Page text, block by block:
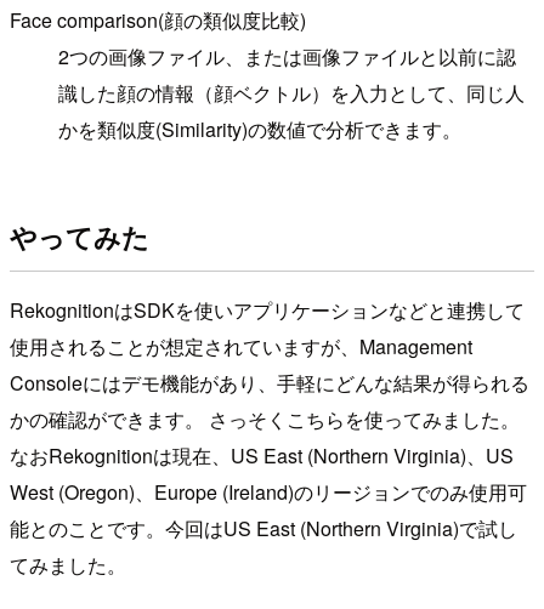
Face comparison(顔の類似度比較)
2つの画像ファイル、または画像ファイルと以前に認
識した顔の情報（顔ベクトル）を入力として、同じ人
かを類似度(Similarity)の数値で分析できます。
やってみた
RekognitionはSDKを使いアプリケーションなどと連携して
使用されることが想定されていますが、Management
Consoleにはデモ機能があり、手軽にどんな結果が得られる
かの確認ができます。 さっそくこちらを使ってみました。
なおRekognitionは現在、US East (Northern Virginia)、US
West (Oregon)、Europe (Ireland)のリージョンでのみ使用可
能とのことです。今回はUS East (Northern Virginia)で試し
てみました。